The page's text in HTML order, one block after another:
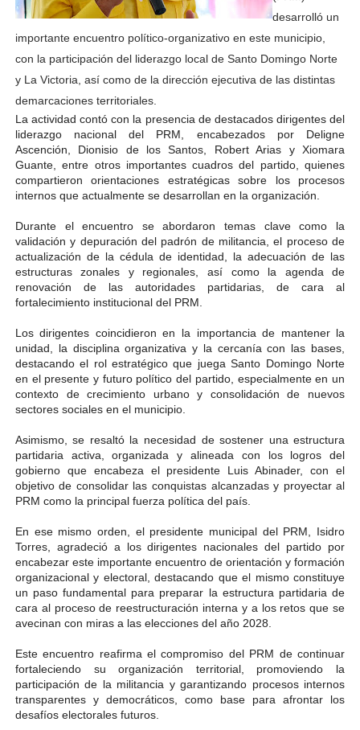
desarrolló un
importante encuentro político-organizativo en este municipio,
con la participación del liderazgo local de Santo Domingo Norte
y La Victoria, así como de la dirección ejecutiva de las distintas
demarcaciones territoriales.
La actividad contó con la presencia de destacados dirigentes del
liderazgo nacional del PRM, encabezados por Deligne
Ascención, Dionisio de los Santos, Robert Arias y Xiomara
Guante, entre otros importantes cuadros del partido, quienes
compartieron orientaciones estratégicas sobre los procesos
internos que actualmente se desarrollan en la organización.
Durante el encuentro se abordaron temas clave como la
validación y depuración del padrón de militancia, el proceso de
actualización de la cédula de identidad, la adecuación de las
estructuras zonales y regionales, así como la agenda de
renovación de las autoridades partidarias, de cara al
fortalecimiento institucional del PRM.
Los dirigentes coincidieron en la importancia de mantener la
unidad, la disciplina organizativa y la cercanía con las bases,
destacando el rol estratégico que juega Santo Domingo Norte
en el presente y futuro político del partido, especialmente en un
contexto de crecimiento urbano y consolidación de nuevos
sectores sociales en el municipio.
Asimismo, se resaltó la necesidad de sostener una estructura
partidaria activa, organizada y alineada con los logros del
gobierno que encabeza el presidente Luis Abinader, con el
objetivo de consolidar las conquistas alcanzadas y proyectar al
PRM como la principal fuerza política del país.
En ese mismo orden, el presidente municipal del PRM, Isidro
Torres, agradeció a los dirigentes nacionales del partido por
encabezar este importante encuentro de orientación y formación
organizacional y electoral, destacando que el mismo constituye
un paso fundamental para preparar la estructura partidaria de
cara al proceso de reestructuración interna y a los retos que se
avecinan con miras a las elecciones del año 2028.
Este encuentro reafirma el compromiso del PRM de continuar
fortaleciendo su organización territorial, promoviendo la
participación de la militancia y garantizando procesos internos
transparentes y democráticos, como base para afrontar los
desafíos electorales futuros.